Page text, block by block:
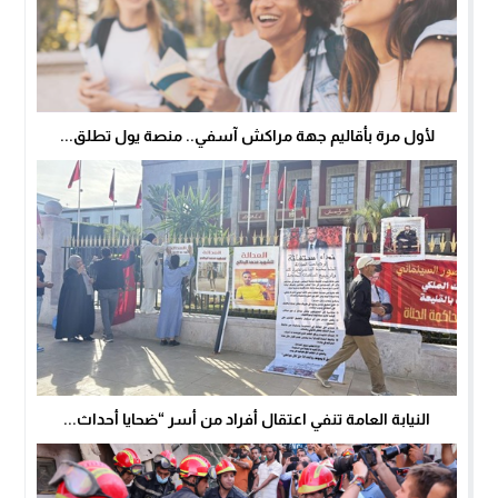
لأول مرة بأقاليم جهة مراكش آسفي.. منصة يول تطلق...
النيابة العامة تنفي اعتقال أفراد من أسر “ضحايا أحداث...